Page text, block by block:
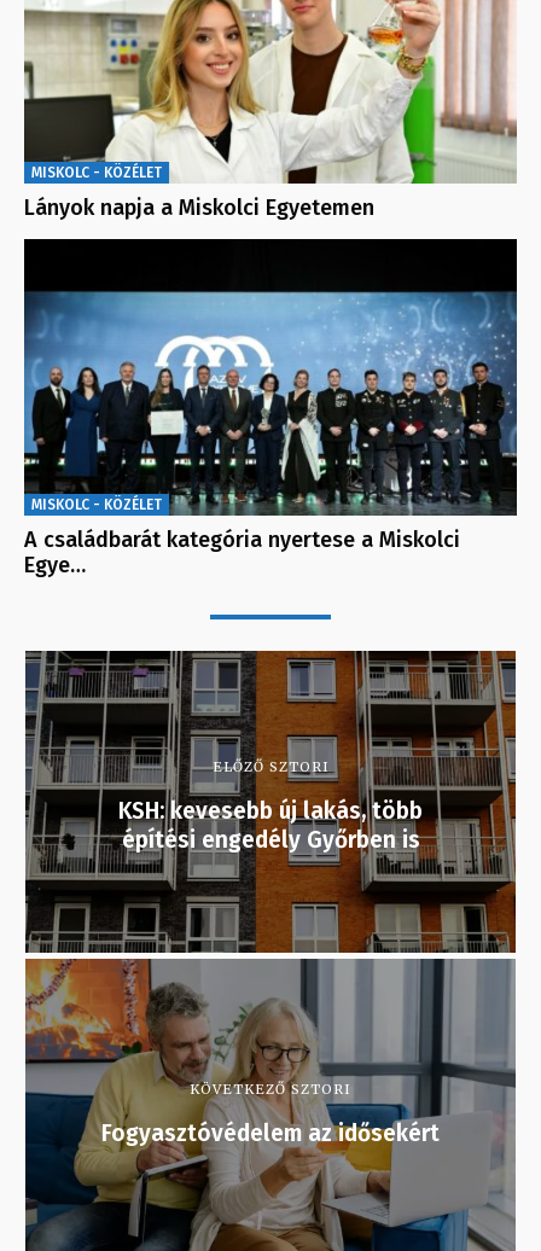
MISKOLC - KÖZÉLET
Lányok napja a Miskolci Egyetemen
MISKOLC - KÖZÉLET
A családbarát kategória nyertese a Miskolci
Egye…
ELŐZŐ SZTORI
KSH: kevesebb új lakás, több
építési engedély Győrben is
KÖVETKEZŐ SZTORI
Fogyasztóvédelem az idősekért